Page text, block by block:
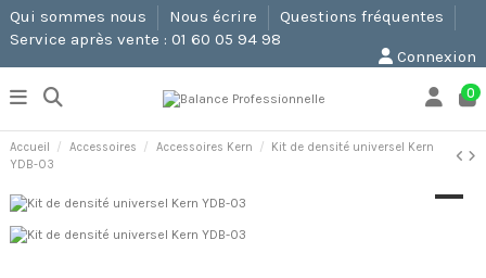
Qui sommes nous Nous écrire
Questions fréquentes
Service après vente : 01 60 05 94 98
Connexion
0
Accueil Accessoires Accessoires Kern
Kit de densité universel Kern
YDB-03